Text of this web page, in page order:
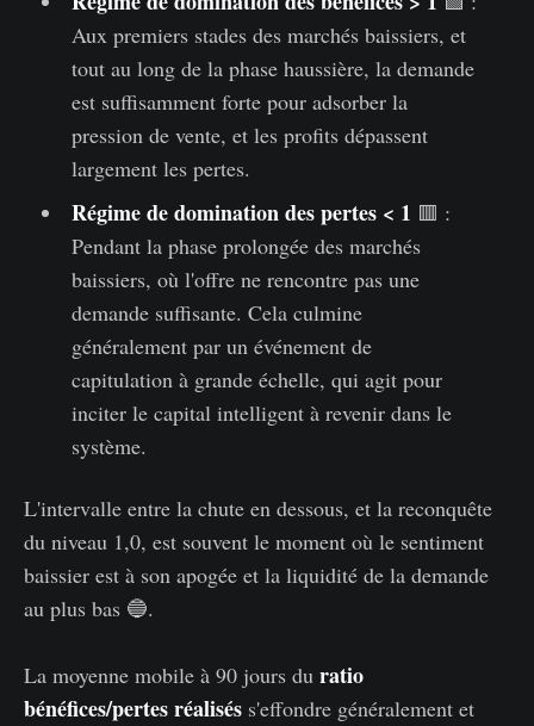
Aux premiers stades des marchés baissiers, et
tout au long de la phase haussière, la demande
est suffisamment forte pour adsorber la
pression de vente, et les profits dépassent
largement les pertes.
Régime de domination des pertes < 1 🟥 :
Pendant la phase prolongée des marchés
baissiers, où l'offre ne rencontre pas une
demande suffisante. Cela culmine
généralement par un événement de
capitulation à grande échelle, qui agit pour
inciter le capital intelligent à revenir dans le
système.
L'intervalle entre la chute en dessous, et la reconquête
du niveau 1,0, est souvent le moment où le sentiment
baissier est à son apogée et la liquidité de la demande
au plus bas 🔵.
La moyenne mobile à 90 jours du ratio
bénéfices/pertes réalisés s'effondre généralement et